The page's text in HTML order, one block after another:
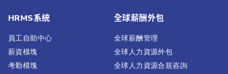
HRMS系統
員工自助中心
薪資模塊
考勤模塊
全球薪酬外包
全球薪酬管理
全球人力資源外包
全球人力資源合規咨詢